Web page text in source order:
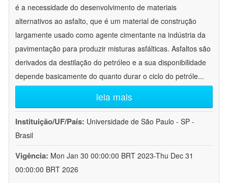
é a necessidade do desenvolvimento de materiais
alternativos ao asfalto, que é um material de construção
largamente usado como agente cimentante na indústria da
pavimentação para produzir misturas asfálticas. Asfaltos são
derivados da destilação do petróleo e a sua disponibilidade
depende basicamente do quanto durar o ciclo do petróle...
leia mais
Instituição/UF/País: Universidade de São Paulo - SP -
Brasil
Vigência: Mon Jan 30 00:00:00 BRT 2023-Thu Dec 31
00:00:00 BRT 2026